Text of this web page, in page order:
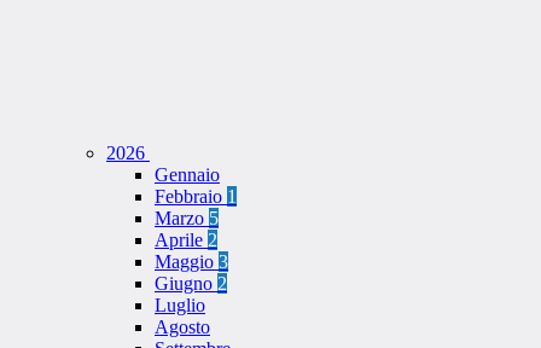
2026
Gennaio
Febbraio 1
Marzo 5
Aprile 2
Maggio 3
Giugno 2
Luglio
Agosto